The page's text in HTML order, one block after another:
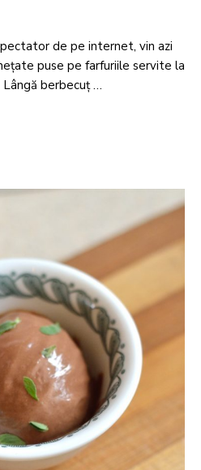
de pe internet, vin azi
puse pe farfuriile servite la
berbecuț …